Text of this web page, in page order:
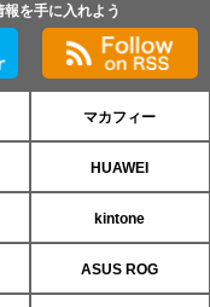
を手に入れよう
マカフィー
HUAWEI
kintone
ASUS ROG